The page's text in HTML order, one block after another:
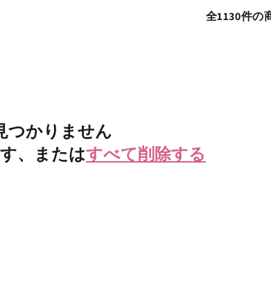
全1130件の
つかりません
、またはすべて削除する